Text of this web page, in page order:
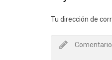
Tu dirección de